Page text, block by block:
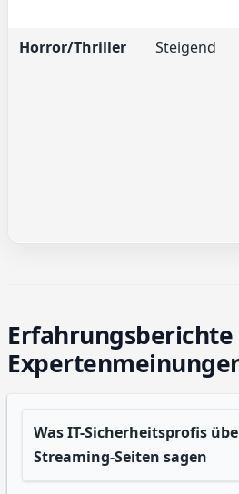
Horror/Thriller
Steigend
Erfahrungsberichte
Was IT-Sicherheitsprofis
Streaming-Seiten sagen